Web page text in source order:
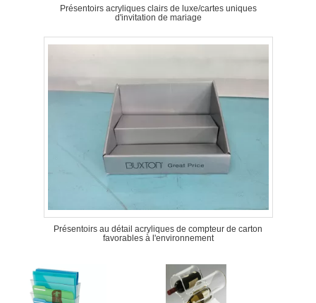
Présentoirs acryliques clairs de luxe/cartes uniques
d'invitation de mariage
Présentoirs au détail acryliques de compteur de carton
favorables à l'environnement